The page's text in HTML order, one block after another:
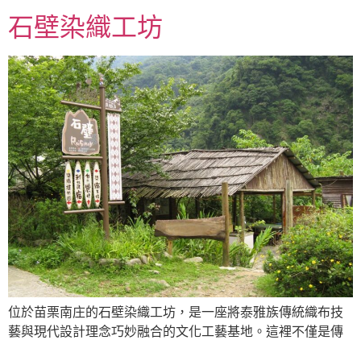
石壁染織工坊
位於苗栗南庄的石壁染織工坊，是一座將泰雅族傳統織布技
藝與現代設計理念巧妙融合的文化工藝基地。這裡不僅是傳